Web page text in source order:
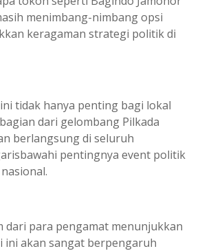
menimbang-nimbang opsi
keragaman strategi politik di
tidak hanya penting bagi lokal
dari gelombang Pilkada
berlangsung di seluruh
pentingnya event politik
dari para pengamat menunjukkan
ini akan sangat berpengaruh